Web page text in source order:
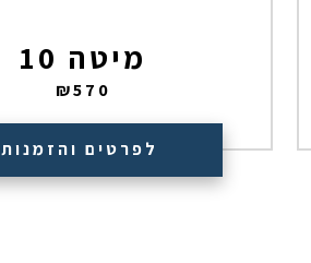
מיטה 10
₪570
לפרטים והזמנות